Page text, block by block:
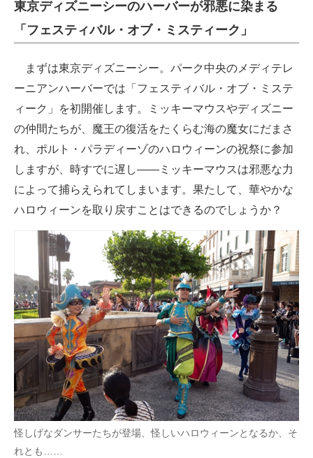
東京ディズニーシーのハーバーが邪悪に染まる
「フェスティバル・オブ・ミスティーク」
まずは東京ディズニーシー。パーク中央のメディテレ
ーニアンハーバーでは「フェスティバル・オブ・ミステ
ィーク」を初開催します。ミッキーマウスやディズニー
の仲間たちが、魔王の復活をたくらむ海の魔女にだまさ
れ、ポルト・パラディーゾのハロウィーンの祝祭に参加
しますが、時すでに遅し――ミッキーマウスは邪悪な力
によって捕らえられてしまいます。果たして、華やかな
ハロウィーンを取り戻すことはできるのでしょうか？
怪しげなダンサーたちが登場、怪しいハロウィーンとなるか、そ
れとも……